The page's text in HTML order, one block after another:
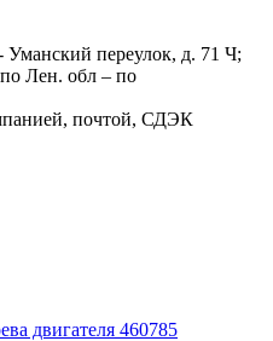
Уманский переулок, д. 71 Ч;
Лен. обл – по
почтой, СДЭК
двигателя 460785